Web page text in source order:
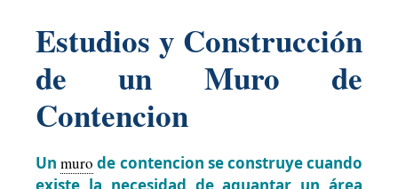
Estudios y Construcción
de un Muro de
Contencion
Unmuro de contencion se construye cuando